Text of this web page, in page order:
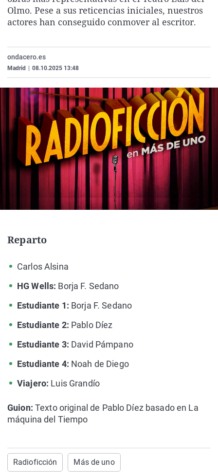
La rosa de los vientos
Gente viajera
Caso
Retornados
Extremadura
Galicia
País Vasco
Virales
Televisión
Olmo. Pese a sus reticencias iniciales, nuestros
actores han conseguido conmover al escritor.
ondacero.es
Madrid 08.10.2025 13:48
Reparto
Carlos Alsina
HG Wells: Borja F. Sedano
Estudiante 1: Borja F. Sedano
Estudiante 2: Pablo Díez
Estudiante 3: David Pámpano
Estudiante 4: Noah de Diego
Viajero: Luis Grandío
Guion: Texto original de Pablo Díez basado en La
máquina del Tiempo
Radioficción Más de uno